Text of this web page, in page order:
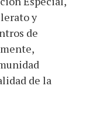
y
de
de la